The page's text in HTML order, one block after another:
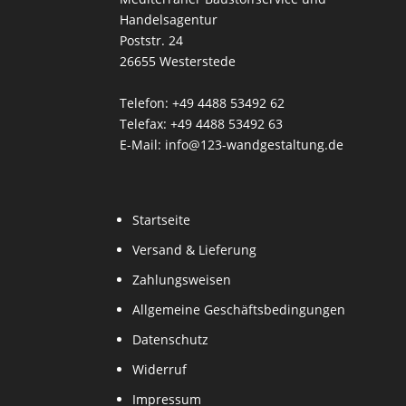
Handelsagentur
Poststr. 24
26655 Westerstede
Telefon: +49 4488 53492 62
Telefax: +49 4488 53492 63
E-Mail: info@123-wandgestaltung.de
Startseite
Versand & Lieferung
Zahlungsweisen
Allgemeine Geschäftsbedingungen
Datenschutz
Widerruf
Impressum